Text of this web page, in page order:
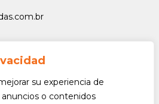
su experiencia de
o contenidos